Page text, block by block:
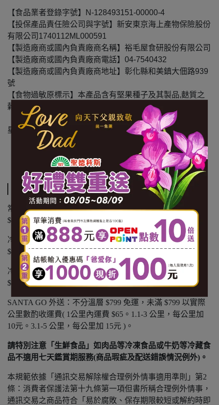
【食品業者登錄字號】N-128493151-00000-4
【投保產品責任險公司與字號】新安東京海上產物保險股份
有限公司1740112ML000591
【製造廠商或國內負責廠商名稱】裕毛屋食研股份有限公司
【製造廠商或國內負責廠商電話】04-7540432
【製造廠商或國內負責廠商地址】彰化縣和美鎮大佃路939
號
【食物過敏原標示】本產品含有堅果種子及其製品,麩質之
榖物及其製品，不適合其過敏體質者食用。
【內容物成份】日本麵粉,水,龍眼乾,魯邦菌,紅葡萄酒,核桃,
星野酵母(小麥,米,酵母,麴),胚芽粉,碘鹽
【內容量(重量)】 180g/包
運送方式
常溫商品：黑貓常溫宅配 $1200 免運，未滿 $1200 酌收
$100 運費。
冷凍商品：黑貓冷凍宅配 $1500 免運，未滿 $1500 酌收
$150 運費。
冷藏商品：黑貓冷藏宅配 $1500 免運，未滿 $1500 酌收
$150 運費。
SANTA GO 外送：不分溫層 $799 免運，未滿 $799 以實際
公里數酌收運費( 1公里內運費 $65。1.1-3 公里，每公里加
10元。3.1-5 公里，每公里加 15元 )。
請特別注意「生鮮食品」如肉品等冷凍食品或牛奶等冷藏食
品不適用七天鑑賞期服務(商品瑕疵及配送錯誤情況例外)。
本規範依據「通訊交易解除權合理例外情事適用準則」第2
條：消費者保護法第十九條第一項但書所稱合理例外情事，
通訊交易之商品符合「易於腐敗、保存期限較短或解約時即